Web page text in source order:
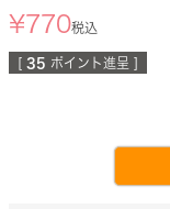
¥770税込
35 ポイント進呈 ]